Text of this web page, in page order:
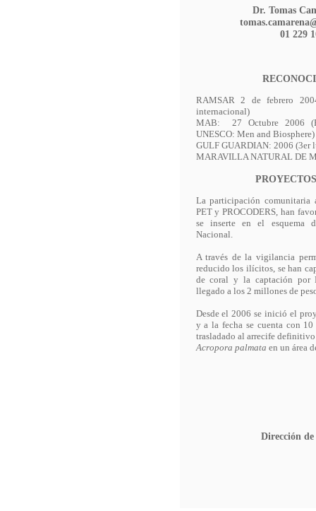
Dr. Tomas
01 229
RAMSAR 2 de febrero
internacional)
MAB: 27 Octubre 2006
UNESCO: Men and Biosphere)
GULF GUARDIAN: 2006 (3er
MARAVILLA NATURAL DE
La participación comunitaria
PET y PROCODERS, han
se inserte en el esquema
Nacional.
A través de la vigilancia
reducido los ilícitos, se han
de coral y la captación por
llegado a los 2 millones de
Desde el 2006 se inició el
y a la fecha se cuenta con
trasladado al arrecife
Acropora palmata en un área
Dirección